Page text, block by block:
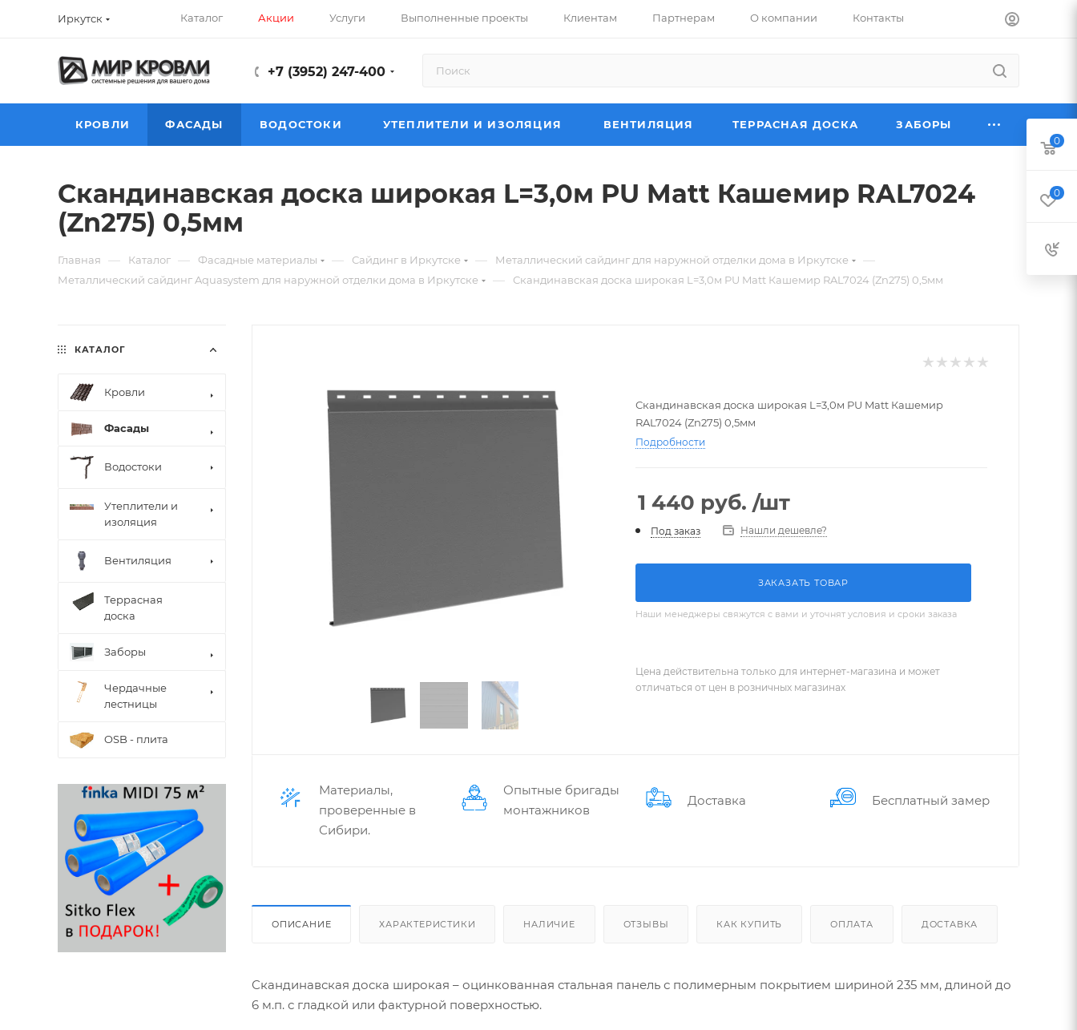
Иркутск Каталог Акции Услуги Выполненные проекты Клиентам Партнерам О компании Контакты
+7 (3952) 247-400
КРОВЛИ ФАСАДЫ ВОДОСТОКИ УТЕПЛИТЕЛИ И ИЗОЛЯЦИЯ ВЕНТИЛЯЦИЯ ТЕРРАСНАЯ ДОСКА ЗАБОРЫ
Скандинавская доска широкая L=3,0м PU Matt Кашемир RAL7024
(Zn275) 0,5мм
Главная — Каталог — Фасадные материалы — Сайдинг в Иркутске — Металлический сайдинг для наружной отделки дома в Иркутске —
Металлический сайдинг Aquasystem для наружной отделки дома в Иркутске — Скандинавская доска широкая L=3,0м PU Matt Кашемир RAL7024 (Zn275) 0,5мм
Скандинавская доска широкая L=3,0м PU Matt Кашемир
RAL7024 (Zn275) 0,5мм
Подробности
1 440 руб. /шт
Под заказ Нашли дешевле?
ЗАКАЗАТЬ ТОВАР
Наши менеджеры свяжутся с вами и уточнят условия и сроки заказа
Цена действительна только для интернет-магазина и может
отличаться от цен в розничных магазинах
Материалы,
проверенные в
Сибири.
Опытные бригады
монтажников
Доставка Бес­плат­ный замер
ОПИСАНИЕ ХАРАКТЕРИСТИКИ НАЛИЧИЕ ОТЗЫВЫ КАК КУПИТЬ ОПЛАТА ДОСТАВКА
Скандинавская доска широкая – оцинкованная стальная панель с полимерным покрытием шириной 235 мм, длиной до
6 м.п. с гладкой или фактурной поверхностью.
КАТАЛОГ
Кровли
Фасады
Водостоки
Утеплители и
изоляция
Вентиляция
Террасная
доска
Заборы
Чердачные
лестницы
OSB - плита
0
0